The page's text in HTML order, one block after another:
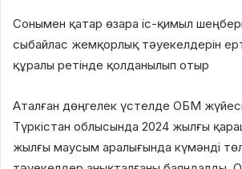
Сонымен қатар өзара іс-қимыл
сыбайлас жемқорлық тәуекелдерін
құралы ретінде қолданылып отыр
Аталған дөңгелек үстелде ОБМ
Түркістан облысында 2024 жылғы
жылғы маусым аралығында күмәнді